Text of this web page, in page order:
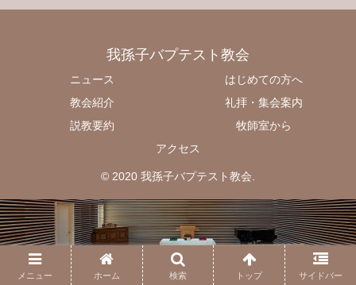
我孫子バプテスト教会
ニュース
はじめての方へ
教会紹介
礼拝・集会案内
説教要約
牧師室から
アクセス
© 2020 我孫子バプテスト教会.
メニュー ホーム 検索 トップ サイドバー